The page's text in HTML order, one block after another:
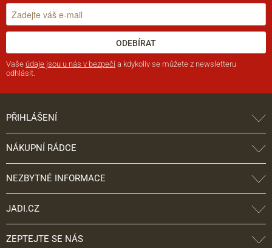
ODEBÍRAT
Vaše údaje jsou u nás v bezpečí a kdykoliv se můžete z newsletteru
odhlásit.
PŘIHLÁŠENÍ
NÁKUPNÍ RÁDCE
NEZBYTNÉ INFORMACE
JADI.CZ
ZEPTEJTE SE NÁS